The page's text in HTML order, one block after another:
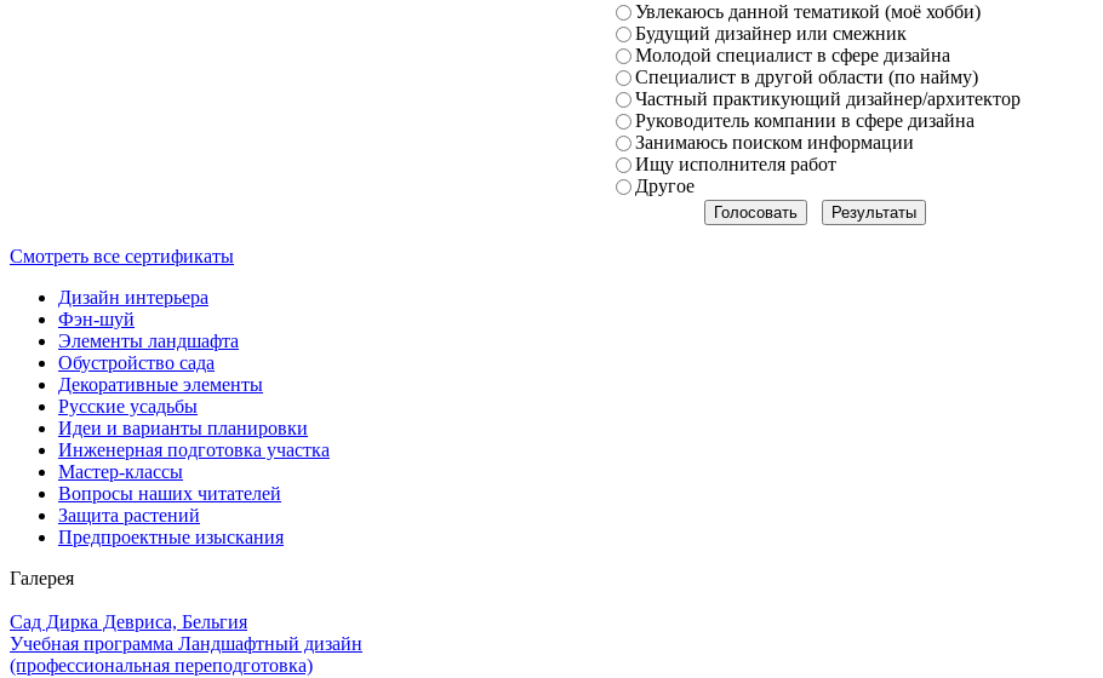
Увлекаюсь данной тематикой (моё хобби)
Будущий дизайнер или смежник
Молодой специалист в сфере дизайна
Специалист в другой области (по найму)
Частный практикующий дизайнер/архитектор
Руководитель компании в сфере дизайна
Занимаюсь поиском информации
Ищу исполнителя работ
Другое
Смотреть все сертификаты
Дизайн интерьера
Фэн-шуй
Элементы ландшафта
Обустройство сада
Декоративные элементы
Русские усадьбы
Идеи и варианты планировки
Инженерная подготовка участка
Мастер-классы
Вопросы наших читателей
Защита растений
Предпроектные изыскания
Галерея
Сад Дирка Девриса, Бельгия
Учебная программа Ландшафтный дизайн
(профессиональная переподготовка)